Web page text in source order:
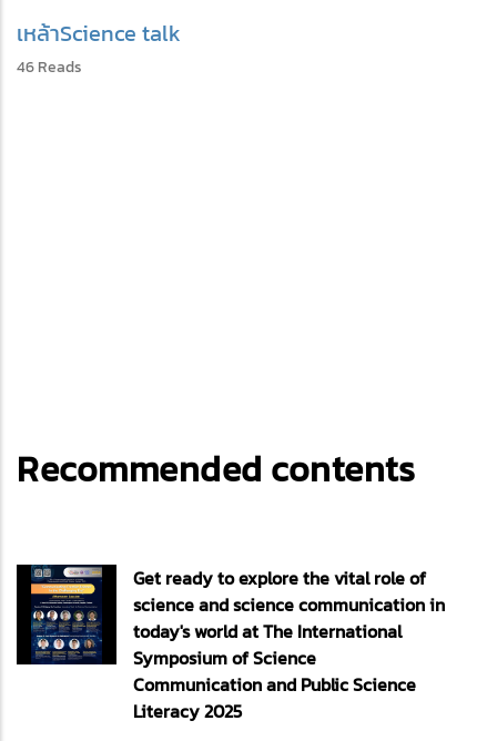
เหล้าScience talk
46 Reads
Recommended contents
Get ready to explore the vital role of
science and science communication in
today's world at The International
Symposium of Science
Communication and Public Science
Literacy 2025